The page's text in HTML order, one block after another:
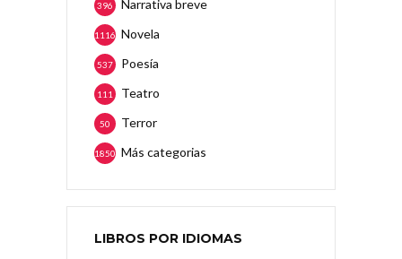
Narrativa breve
396
Novela
1116
Poesía
537
Teatro
111
Terror
50
Más categorias
1850
LIBROS POR IDIOMAS